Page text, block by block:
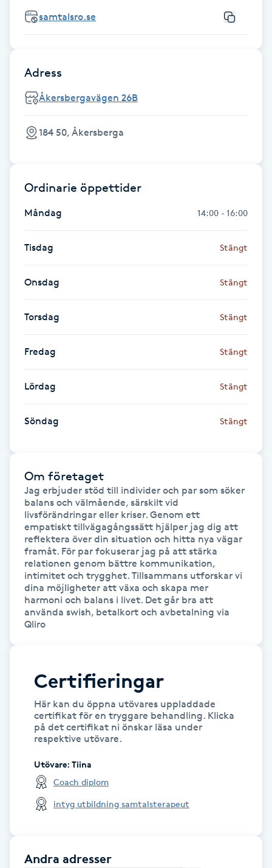
Fotsvamp
Fotvård
Fransar
Fransborttagning
Fransförlängning
Fransförlängning Megavolym
Fransförlängning Volym
Fransk manikyr
Fransrengöring
Frekvensterapi
Friskvård
Friskvårdsmassage
Frisör
Funktionsanalys
Färgning
Föning
Gel naglar
Gelenaglar
Gellack
Gellack med förstärkning
Gravidmassage
Gravidyoga
Gruppträning
samtalsro.se
Adress
Åkersbergavägen 26B
184 50, Åkersberga
Ordinarie öppettider
Måndag 14:00 - 16:00
Tisdag Stängt
Onsdag Stängt
Torsdag Stängt
Fredag Stängt
Lördag Stängt
Söndag Stängt
Om företaget
Jag erbjuder stöd till individer och par som söker
balans och välmående, särskilt vid
livsförändringar eller kriser. Genom ett
empatiskt tillvägagångssätt hjälper jag dig att
reflektera över din situation och hitta nya vägar
framåt. För par fokuserar jag på att stärka
relationen genom bättre kommunikation,
intimitet och trygghet. Tillsammans utforskar vi
dina möjligheter att växa och skapa mer
harmoni och balans i livet. Det går bra att
använda swish, betalkort och avbetalning via
Qliro
Certifieringar
Här kan du öppna utövares uppladdade
certifikat för en tryggare behandling. Klicka
på det certifikat ni önskar läsa under
respektive utövare.
Utövare: Tiina
Coach diplom
intyg utbildning samtalsterapeut
Andra adresser